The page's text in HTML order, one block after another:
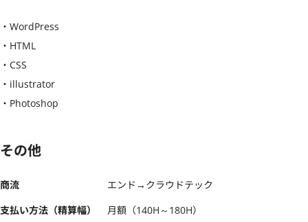
・WordPress
・HTML
・CSS
・illustrator
・Photoshop
その他
商流
エンド→クラウドテック
支払い方法（精算幅）
月額（140H～180H）